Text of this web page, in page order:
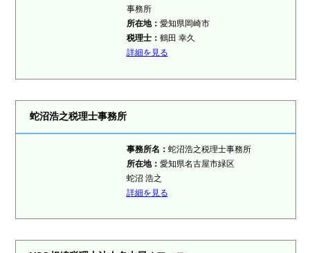
事務所
所在地： 愛知県岡崎市
税理士： 鶴田 幸久
詳細を見る
蛇沼浩之税理士事務所
事務所名： 蛇沼浩之税理士事務所
所在地： 愛知県名古屋市緑区
蛇沼 浩之
詳細を見る